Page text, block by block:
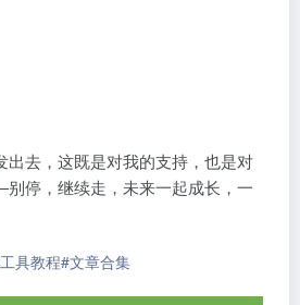
出去，这既是对我的支持，也是对
停，继续走，未来一起成长，一
具教程#文章合集